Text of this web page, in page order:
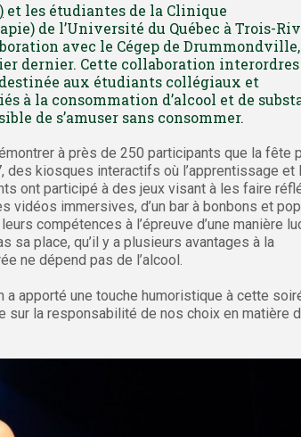
et les étudiantes de la Clinique
de l’Université du Québec à Trois-
avec le Cégep de
dernier. Cette collaboration interordres
aux étudiants collégiaux et
à la consommation d’alcool et de
de s’amuser sans consommer.
à près de 250 participants que la fête
des kiosques interactifs où l’apprentissage et
ont participé à des jeux visant à les faire
vidéos immersives, d’un bar à bonbons et
compétences à l’épreuve d’une manière
sa place, qu’il y a plusieurs avantages à la
ne dépend pas de l’alcool.
apporté une touche humoristique à cette
sur la responsabilité de nos choix en matière